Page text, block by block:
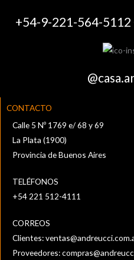
+54-9-221-564-
CONTACTO
Calle 5 Nº 1769 e/ 68 y 69
La Plata (1900)
Provincia de Buenos Aires
TELÉFONOS
+54 221 512-4111‬
CORREOS
Clientes:
Proveedores: